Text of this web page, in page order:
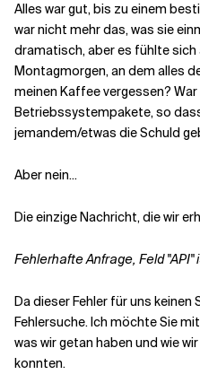
Alles war gut, bis zu einem
war nicht mehr das, was sie
dramatisch, aber es fühlte sich
Montagmorgen, an dem alles
meinen Kaffee vergessen?
Betriebssystempakete, so
jemandem/etwas die Schuld
Aber nein...
Die einzige Nachricht, die wir
Fehlerhafte Anfrage, Feld
Da dieser Fehler für uns keinen
Fehlersuche. Ich möchte Sie
was wir getan haben und wie
konnten.